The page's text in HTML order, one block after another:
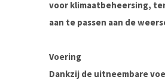
voor klimaatbeheersing,
aan te passen aan de
Voering
Dankzij de uitneembare